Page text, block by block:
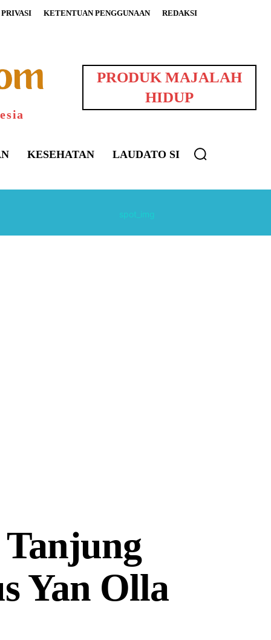
KETENTUAN PENGGUNAAN REDAKSI
PRODUK MAJALAH
HIDUP
KESEHATAN LAUDATO SI
Yan Olla